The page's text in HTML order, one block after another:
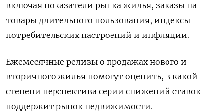
включая показатели рынка жилья, заказы на
товары длительного пользования, индексы
потребительских настроений и инфляции.
Ежемесячные релизы о продажах нового и
вторичного жилья помогут оценить, в какой
степени перспектива серии снижений ставок
поддержит рынок недвижимости.